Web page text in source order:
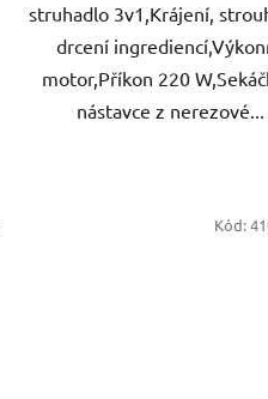
struhadlo 3v1,Krájení,
drcení
motor,Příkon 220
nástavce z nerezové...
Kód: